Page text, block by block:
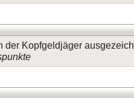
der Kopfgeldjäger